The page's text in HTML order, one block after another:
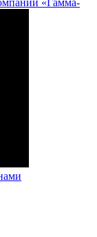
«Гамма-